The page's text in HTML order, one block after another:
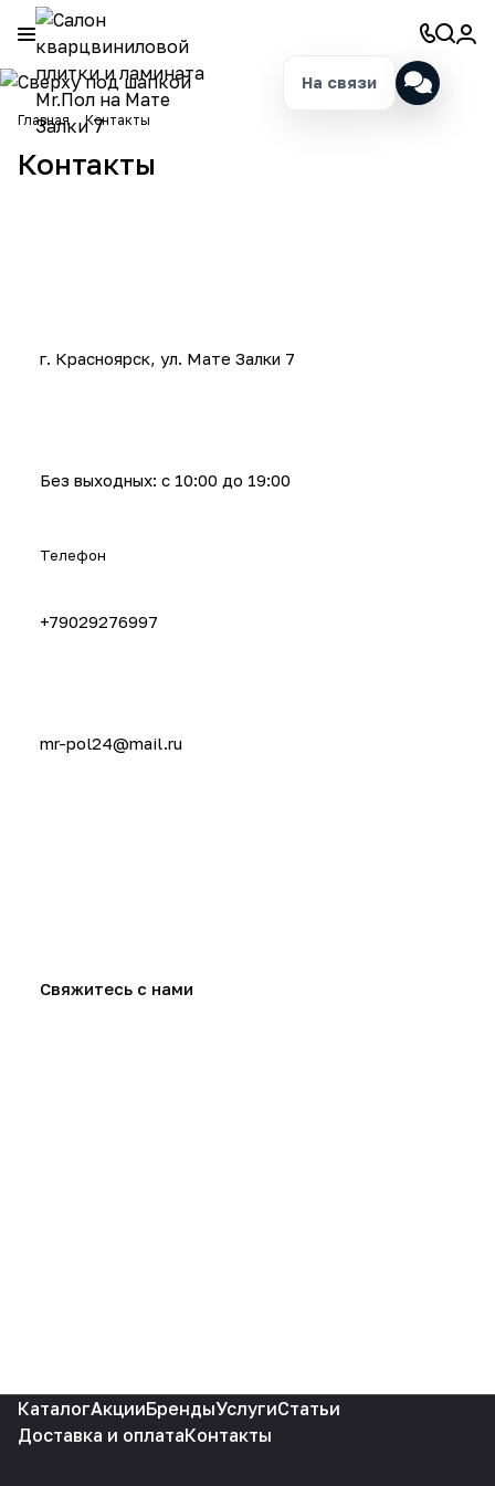
Главная Контакты
Контакты
г. Красноярск, ул. Мате Залки 7
Без выходных: с 10:00 до 19:00
Телефон
+79029276997
mr-pol24@mail.ru
Свяжитесь с нами
КаталогАкцииБрендыУслугиСтатьи
Доставка и оплатаКонтакты
На связи